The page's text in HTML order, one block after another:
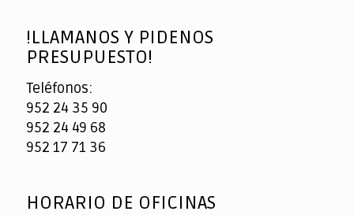
!LLAMANOS Y PIDENOS
PRESUPUESTO!
Teléfonos:
952 24 35 90
952 24 49 68
952 17 71 36
HORARIO DE OFICINAS